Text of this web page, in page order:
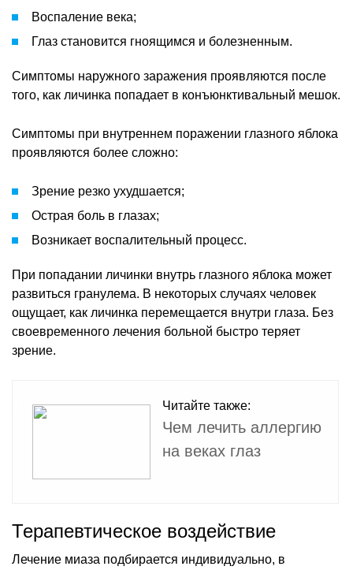
Воспаление века;
Глаз становится гноящимся и болезненным.
Симптомы наружного заражения проявляются после
того, как личинка попадает в конъюнктивальный мешок.
Симптомы при внутреннем поражении глазного яблока
проявляются более сложно:
Зрение резко ухудшается;
Острая боль в глазах;
Возникает воспалительный процесс.
При попадании личинки внутрь глазного яблока может
развиться гранулема. В некоторых случаях человек
ощущает, как личинка перемещается внутри глаза. Без
своевременного лечения больной быстро теряет
зрение.
Читайте также:
Чем лечить аллергию
на веках глаз
Терапевтическое воздействие
Лечение миаза подбирается индивидуально, в